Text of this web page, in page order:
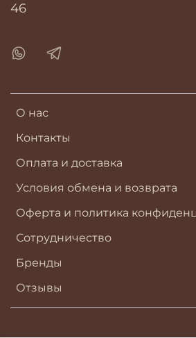
О нас
Контакты
Оплата и доставка
Условия обмена и возврата
Оферта и политика
Сотрудничество
Бренды
Отзывы
46